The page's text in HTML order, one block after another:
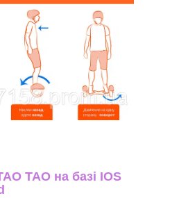
ТАО на базі IOS